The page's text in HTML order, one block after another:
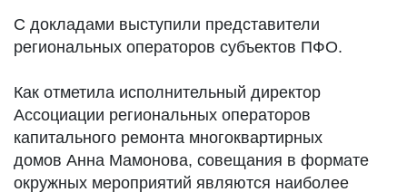
С докладами выступили представители
региональных операторов субъектов ПФО.
Как отметила исполнительный директор
Ассоциации региональных операторов
капитального ремонта многоквартирных
домов Анна Мамонова, совещания в формате
окружных мероприятий являются наиболее